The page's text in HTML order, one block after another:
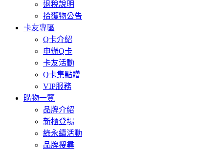
退稅說明
拾獲物公告
卡友專區
Q卡介紹
申辦Q卡
卡友活動
Q卡集點贈
VIP服務
購物一覽
品牌介紹
新櫃登場
綠永續活動
品牌搜尋